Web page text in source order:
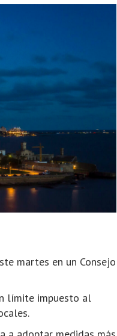
martes en un Consejo
límite impuesto al